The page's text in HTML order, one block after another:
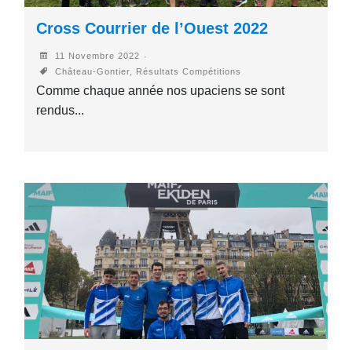
Cross Courrier de l’Ouest 2022
11 Novembre 2022
Château-Gontier, Résultats Compétitions
Comme chaque année nos upaciens se sont
rendus...